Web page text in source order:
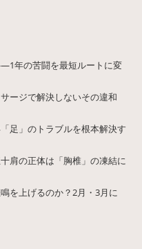
年の苦闘を最短ルートに変
ージで解決しないその違和
足」のトラブルを根本解決す
肩の正体は「胸椎」の凍結に
を上げるのか？2月・3月に